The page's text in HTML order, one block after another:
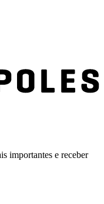
importantes e receber